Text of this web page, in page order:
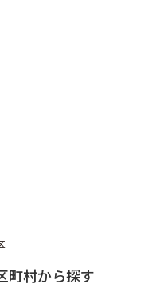
町村から探す